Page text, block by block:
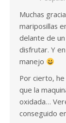
Muchas
mariposillas
delante de
disfrutar. Y
manejo
Por cierto,
que la
oxidada…
conseguido